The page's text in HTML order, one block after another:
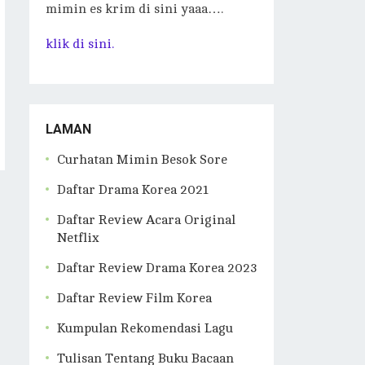
mimin es krim di sini yaaa….
klik di sini.
LAMAN
Curhatan Mimin Besok Sore
Daftar Drama Korea 2021
Daftar Review Acara Original
Netflix
Daftar Review Drama Korea 2023
Daftar Review Film Korea
Kumpulan Rekomendasi Lagu
Tulisan Tentang Buku Bacaan